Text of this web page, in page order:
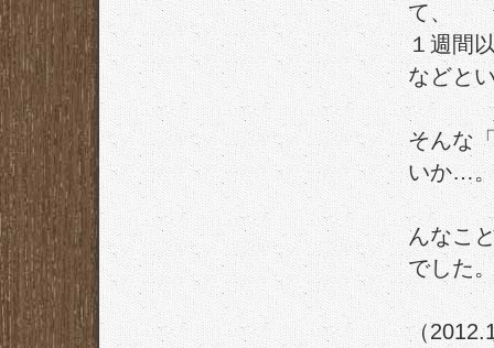
て、
１週間
などと
そんな
いか…
んなこ
でした
（